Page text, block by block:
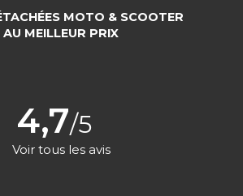
MOTO & SCOOTER
AU MEILLEUR PRIX
4,7/5
Voir tous les avis